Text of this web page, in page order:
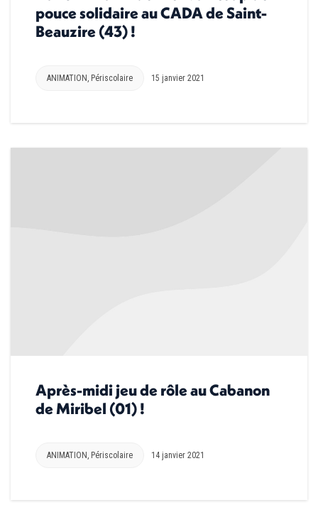
pouce solidaire au CADA de Saint-
Beauzire (43) !
ANIMATION , Périscolaire 15 janvier 2021
Après-midi jeu de rôle au Cabanon
de Miribel (01) !
ANIMATION , Périscolaire 14 janvier 2021